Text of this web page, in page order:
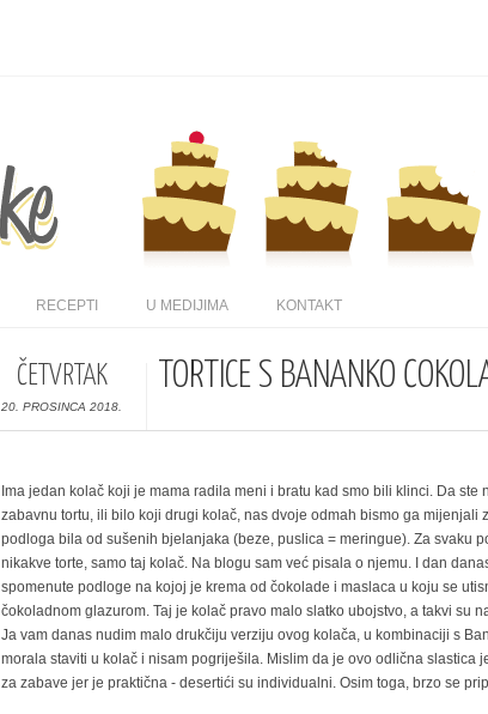
RECEPTI U MEDIJIMA KONTAKT
ČETVRTAK
20. PROSINCA 2018.
TORTICE S BANANKO
Ima jedan kolač koji je mama radila meni i bratu kad smo bili klinci. Da
zabavnu tortu, ili bilo koji drugi kolač, nas dvoje odmah bismo ga mijenjali
podloga bila od sušenih bjelanjaka (beze, puslica = meringue). Za svaku
nikakve torte, samo taj kolač. Na blogu sam već pisala o njemu. I dan
spomenute podloge na kojoj je krema od čokolade i maslaca u koju se
čokoladnom glazurom. Taj je kolač pravo malo slatko ubojstvo, a takvi su
Ja vam danas nudim malo drukčiju verziju ovog kolača, u kombinaciji s
morala staviti u kolač i nisam pogriješila. Mislim da je ovo odlična slastica
za zabave jer je praktična - desertići su individualni. Osim toga, brzo se